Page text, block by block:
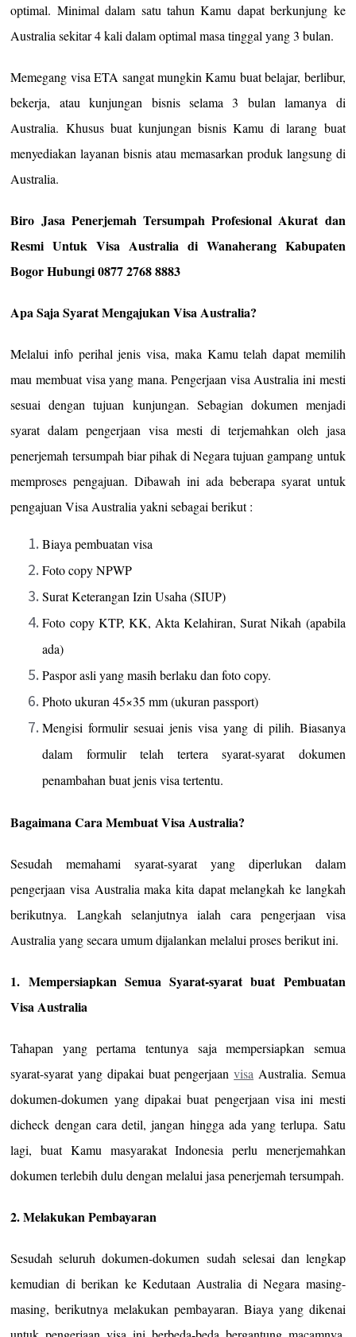
optimal. Minimal dalam satu tahun Kamu dapat berkunjung ke
Australia sekitar 4 kali dalam optimal masa tinggal yang 3 bulan.
Memegang visa ETA sangat mungkin Kamu buat belajar, berlibur,
bekerja, atau kunjungan bisnis selama 3 bulan lamanya di
Australia. Khusus buat kunjungan bisnis Kamu di larang buat
menyediakan layanan bisnis atau memasarkan produk langsung di
Australia.
Biro Jasa Penerjemah Tersumpah Profesional Akurat dan
Resmi Untuk Visa Australia di Wanaherang Kabupaten
Bogor Hubungi 0877 2768 8883
Apa Saja Syarat Mengajukan Visa Australia?
Melalui info perihal jenis visa, maka Kamu telah dapat memilih
mau membuat visa yang mana. Pengerjaan visa Australia ini mesti
sesuai dengan tujuan kunjungan. Sebagian dokumen menjadi
syarat dalam pengerjaan visa mesti di terjemahkan oleh jasa
penerjemah tersumpah biar pihak di Negara tujuan gampang untuk
memproses pengajuan. Dibawah ini ada beberapa syarat untuk
pengajuan Visa Australia yakni sebagai berikut :
Biaya pembuatan visa
Foto copy NPWP
Surat Keterangan Izin Usaha (SIUP)
Foto copy KTP, KK, Akta Kelahiran, Surat Nikah (apabila
ada)
Paspor asli yang masih berlaku dan foto copy.
Photo ukuran 45×35 mm (ukuran passport)
Mengisi formulir sesuai jenis visa yang di pilih. Biasanya
dalam formulir telah tertera syarat-syarat dokumen
penambahan buat jenis visa tertentu.
Bagaimana Cara Membuat Visa Australia?
Sesudah memahami syarat-syarat yang diperlukan dalam
pengerjaan visa Australia maka kita dapat melangkah ke langkah
berikutnya. Langkah selanjutnya ialah cara pengerjaan visa
Australia yang secara umum dijalankan melalui proses berikut ini.
1. Mempersiapkan Semua Syarat-syarat buat Pembuatan
Visa Australia
Tahapan yang pertama tentunya saja mempersiapkan semua
syarat-syarat yang dipakai buat pengerjaanvisa Australia. Semua
dokumen-dokumen yang dipakai buat pengerjaan visa ini mesti
dicheck dengan cara detil, jangan hingga ada yang terlupa. Satu
lagi, buat Kamu masyarakat Indonesia perlu menerjemahkan
dokumen terlebih dulu dengan melalui jasa penerjemah tersumpah.
2. Melakukan Pembayaran
Sesudah seluruh dokumen-dokumen sudah selesai dan lengkap
kemudian di berikan ke Kedutaan Australia di Negara masing-
masing, berikutnya melakukan pembayaran. Biaya yang dikenai